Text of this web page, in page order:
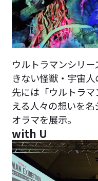
ウルトラマンシリ
きない怪獣・宇宙
先には「ウルトラ
える人々の想いを
オラマを展示。
with U